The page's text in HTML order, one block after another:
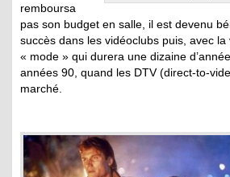
remboursa
pas son budget en salle, il est devenu
succès dans les vidéoclubs puis, avec
« mode » qui durera une dizaine
années 90, quand les DTV (direct-to-
marché.